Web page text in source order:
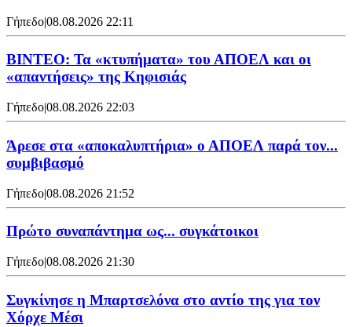
Γήπεδο|08.08.2026 22:11
ΒΙΝΤΕΟ: Τα «κτυπήματα» του ΑΠΟΕΛ και οι
«απαντήσεις» της Κηφισιάς
Γήπεδο|08.08.2026 22:03
Άρεσε στα «αποκαλυπτήρια» ο ΑΠΟΕΛ παρά τον...
συμβιβασμό
Γήπεδο|08.08.2026 21:52
Πρώτο συναπάντημα ως... συγκάτοικοι
Γήπεδο|08.08.2026 21:30
Συγκίνησε η Μπαρτσελόνα στο αντίο της για τον
Χόρχε Μέσι